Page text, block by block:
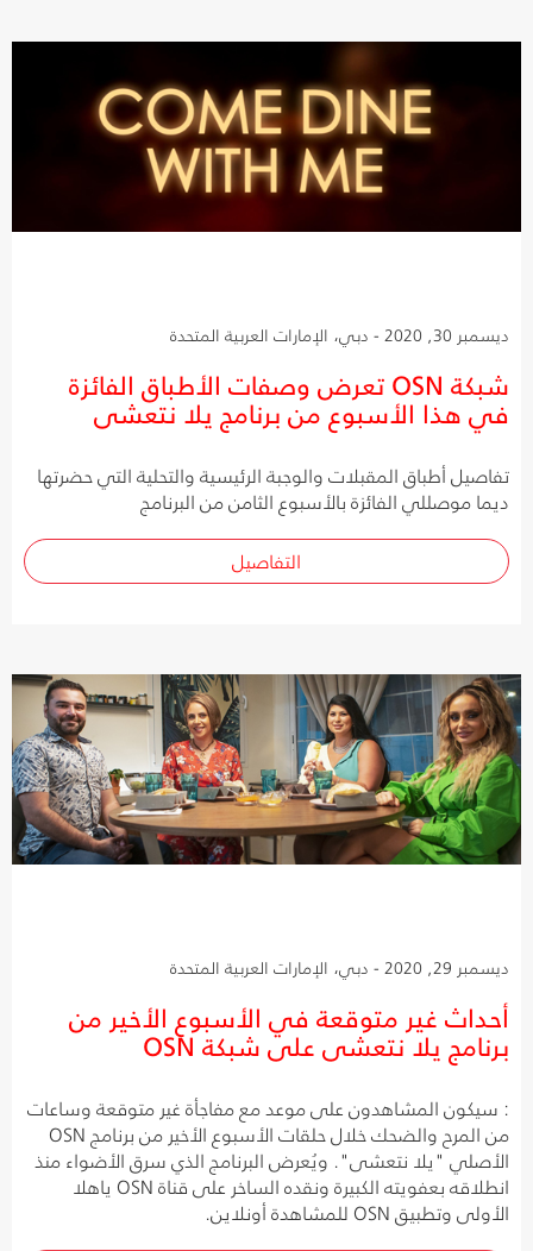
ديسمبر 30, 2020 - دبي، الإمارات العربية المتحدة
شبكة OSN تعرض وصفات الأطباق الفائزة
في هذا الأسبوع من برنامج يلا نتعشى
تفاصيل أطباق المقبلات والوجبة الرئيسية والتحلية التي حضرتها
ديما موصللي الفائزة بالأسبوع الثامن من البرنامج
التفاصيل
ديسمبر 29, 2020 - دبي، الإمارات العربية المتحدة
أحداث غير متوقعة في الأسبوع الأخير من
برنامج يلا نتعشى على شبكة OSN
: سيكون المشاهدون على موعد مع مفاجأة غير متوقعة وساعات
من المرح والضحك خلال حلقات الأسبوع الأخير من برنامج OSN
الأصلي "يلا نتعشى". ويُعرض البرنامج الذي سرق الأضواء منذ
انطلاقه بعفويته الكبيرة ونقده الساخر على قناة OSN ياهلا
الأولى وتطبيق OSN للمشاهدة أونلاين.